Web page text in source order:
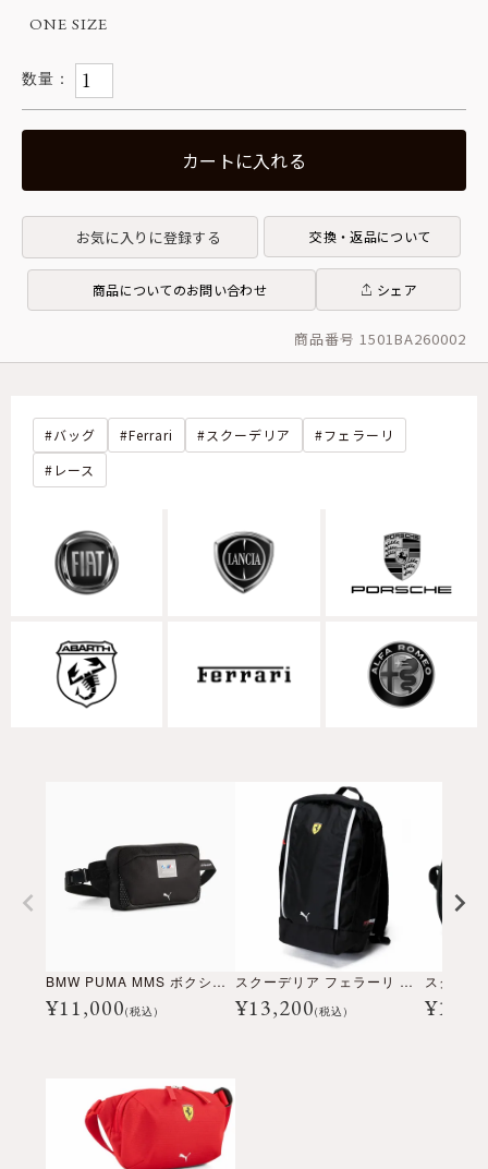
ONE SIZE
カートに入れる
お気に入りに登録する 交換・返品について
商品についてのお問い合わせ シェア
商品番号 1501BA260002
バッグ Ferrari スクーデリア
フェラーリ
レース
BMW PUMA MMS ボクシー ウエスト バッグ
¥11,000(税込)
スクーデリア フェラーリ レース バックパック
¥13,200(税込) ¥